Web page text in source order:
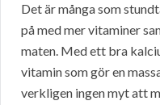
Det är många som
på med mer vitaminer
maten. Med ett bra
vitamin som gör en
verkligen ingen myt att